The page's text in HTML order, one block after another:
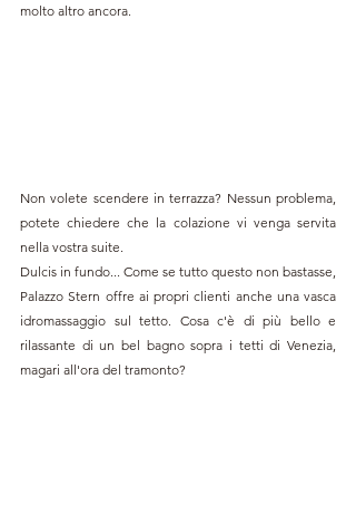
molto altro ancora.
Non volete scendere in terrazza? Nessun problema,
potete chiedere che la colazione vi venga servita
nella vostra suite.
Dulcis in fundo... Come se tutto questo non bastasse,
Palazzo Stern offre ai propri clienti anche una vasca
idromassaggio sul tetto. Cosa c'è di più bello e
rilassante di un bel bagno sopra i tetti di Venezia,
magari all'ora del tramonto?